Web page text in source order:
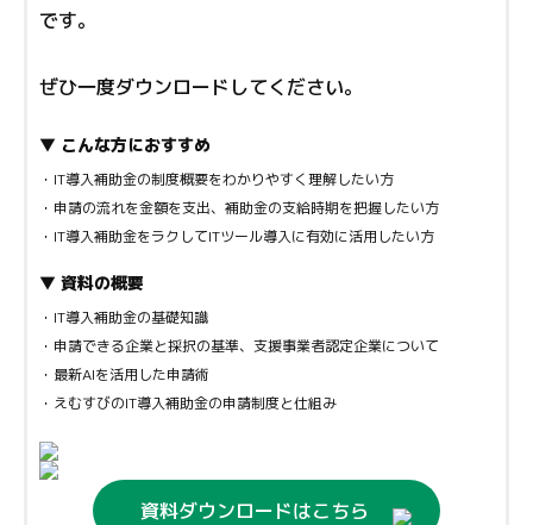
です。
ぜひ一度ダウンロードしてください。
▼ こんな方におすすめ
・IT導入補助金の制度概要をわかりやすく理解したい方
・申請の流れを金額を支出、補助金の支給時期を把握したい方
・IT導入補助金をラクしてITツール導入に有効に活用したい方
▼ 資料の概要
・IT導入補助金の基礎知識
・申請できる企業と採択の基準、支援事業者認定企業について
・最新AIを活用した申請術
・えむすびのIT導入補助金の申請制度と仕組み
資料ダウンロードはこちら